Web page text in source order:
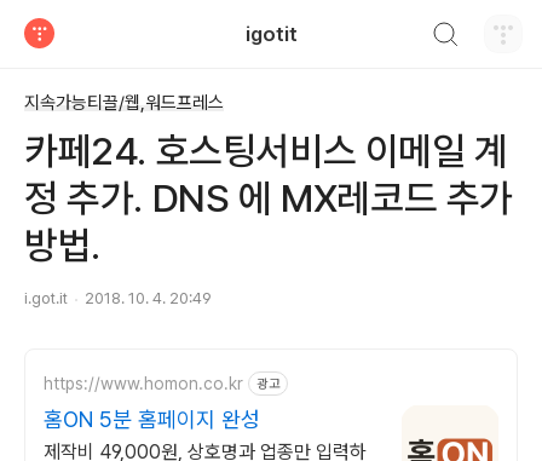
igotit
지속가능티끌/웹,워드프레스
카페24. 호스팅서비스 이메일 계
정 추가. DNS 에 MX레코드 추가
방법.
i.got.it 2018. 10. 4. 20:49
https://www.homon.co.kr 광고
홈ON 5분 홈페이지 완성
제작비 49,000원, 상호명과 업종만 입력하